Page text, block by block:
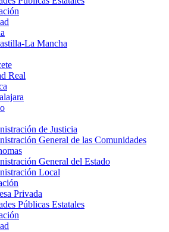
La Mancha
Real
de Justicia
General de las Comunidades
General del Estado
Local
Privada
Públicas Estatales